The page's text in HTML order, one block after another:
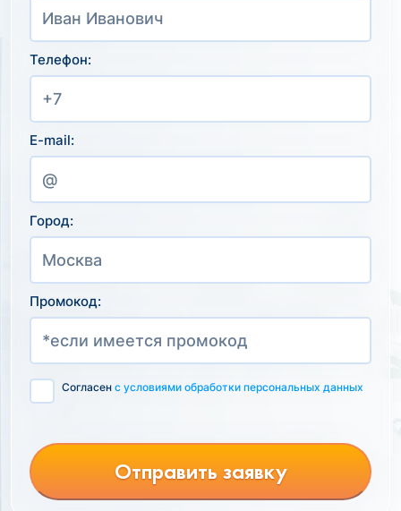
Телефон:
E-mail:
Город:
Промокод:
Согласен с условиями обработки персональных данных
Отправить заявку